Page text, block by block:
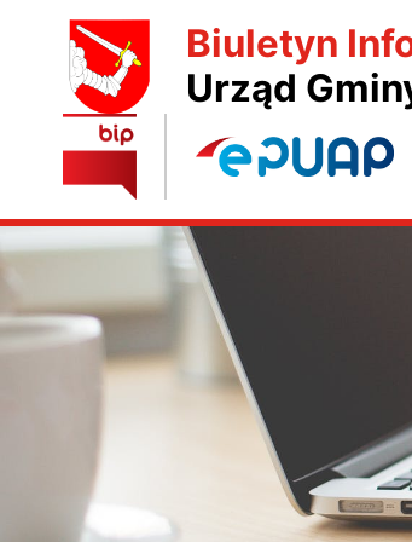
Biuletyn
Urząd